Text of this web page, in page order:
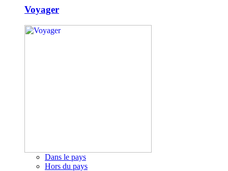
Voyager
Dans le pays
Hors du pays